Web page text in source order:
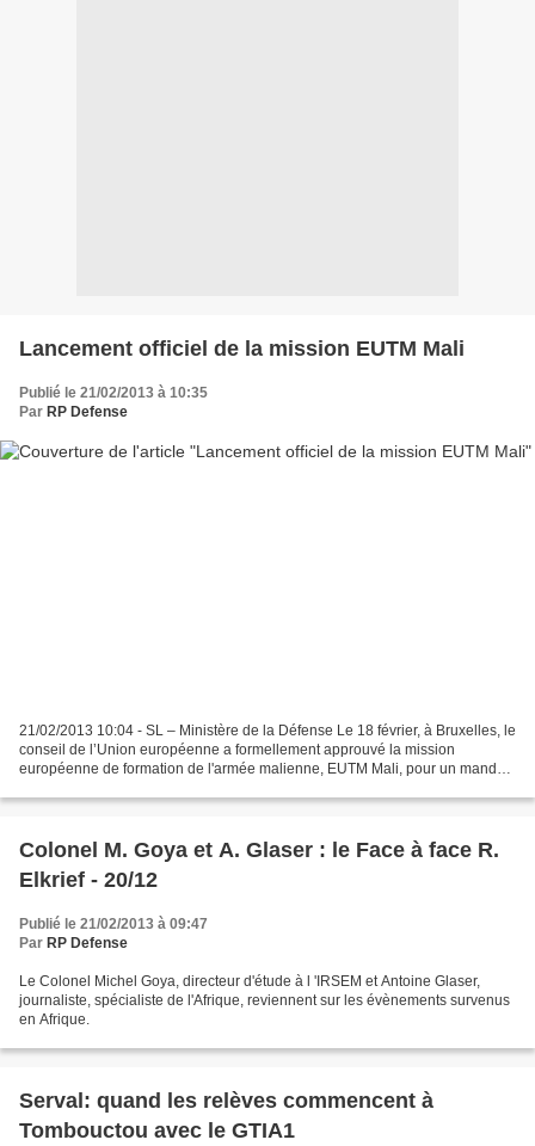
Lancement officiel de la mission EUTM Mali
Publié le 21/02/2013 à 10:35
Par RP Defense
21/02/2013 10:04 - SL – Ministère de la Défense Le 18 février, à Bruxelles, le
conseil de l’Union européenne a formellement approuvé la mission
européenne de formation de l'armée malienne, EUTM Mali, pour un mandat
Colonel M. Goya et A. Glaser : le Face à face R.
Elkrief - 20/12
Publié le 21/02/2013 à 09:47
Par RP Defense
Le Colonel Michel Goya, directeur d'étude à l 'IRSEM et Antoine Glaser,
journaliste, spécialiste de l'Afrique, reviennent sur les évènements survenus
en Afrique.
Serval: quand les relèves commencent à
Tombouctou avec le GTIA1